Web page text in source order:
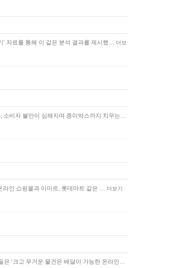
자료를 통해 이 같은 분석 결과를 제시했…
더보
소비자 불만이 심해지며 종이박스까지 치우는…
라인 쇼핑몰과 이마트, 롯데마트 같은 … 더보기
은 ‘크고 무거운 물건은 배달이 가능한 온라인…